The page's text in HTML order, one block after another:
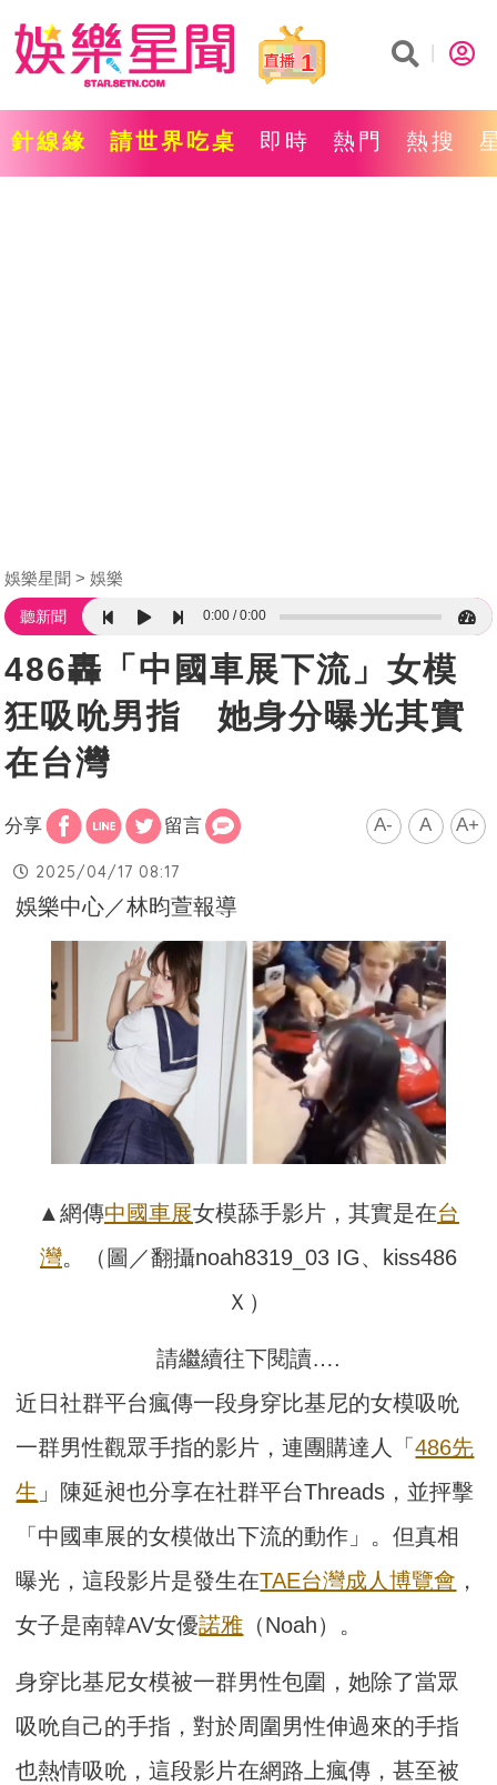
1
針線緣 請世界吃桌 即時 熱門 熱搜
娛樂星聞 娛樂
聽新聞 0:00 0:00
486轟「中國車展下流」女模
狂吸吮男指 她身分曝光其實
在台灣
分享 留言 A- A A+
2025/04/17 08:17
娛樂中心／林昀萱報導
▲網傳中國車展女模舔手影片，其實是在台
灣。（圖／翻攝noah8319_03 IG、kiss486
Ｘ）
請繼續往下閱讀….
近日社群平台瘋傳一段身穿比基尼的女模吸吮
一群男性觀眾手指的影片，連團購達人「486先
生 」陳延昶也分享在社群平台Threads，並抨擊
「中國車展的女模做出下流的動作」。但真相
曝光，這段影片是發生在TAE台灣成人博覽會 ，
女子是南韓AV女優諾雅 （Noah）。
身穿比基尼女模被一群男性包圍，她除了當眾
吸吮自己的手指，對於周圍男性伸過來的手指
也熱情吸吮，這段影片在網路上瘋傳，甚至被